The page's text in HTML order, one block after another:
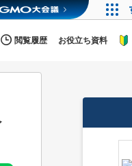
閲覧履歴 お役立ち資料